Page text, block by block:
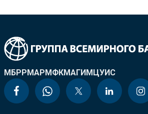
МБРРМАРМФКМАГИМЦУИС